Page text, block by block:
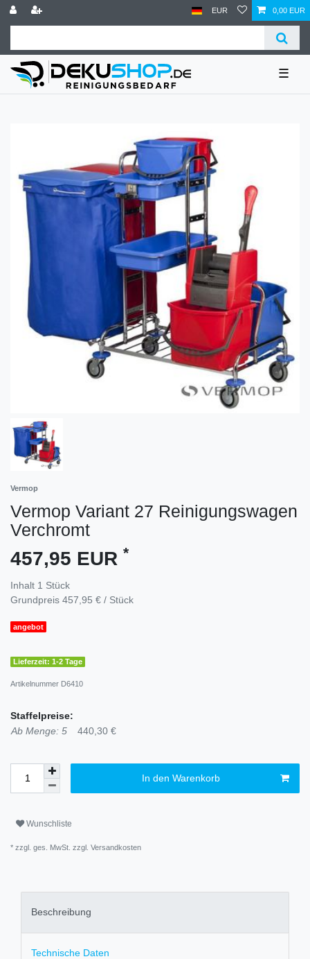
EUR 0,00 EUR
☰
Vermop
Vermop Variant 27 Reinigungswagen
Verchromt
457,95 EUR *
Inhalt 1 Stück
Grundpreis 457,95 € / Stück
angebot
Lieferzeit: 1-2 Tage
Artikelnummer D6410
Staffelpreise:
Ab Menge: 5
440,30 €
In den Warenkorb
Wunschliste
* zzgl. ges. MwSt. zzgl. Versandkosten
Beschreibung
Technische Daten